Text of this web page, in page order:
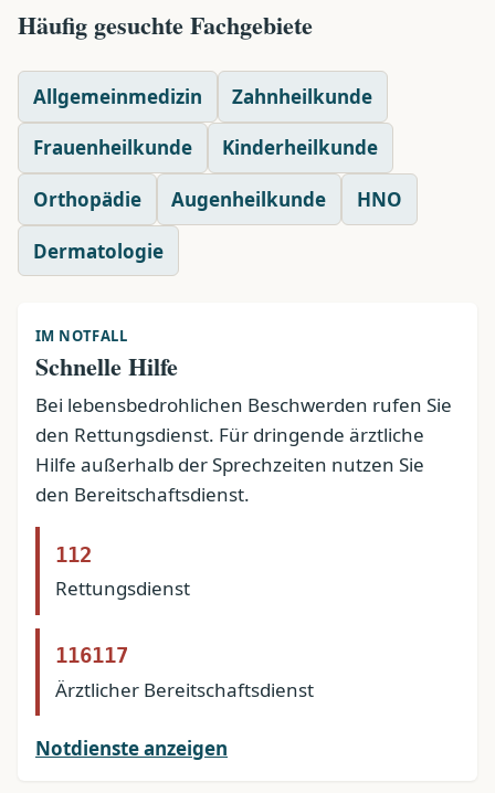
Häufig gesuchte Fachgebiete
Allgemeinmedizin Zahnheilkunde
Frauenheilkunde Kinderheilkunde
Orthopädie Augenheilkunde HNO
Dermatologie
IM NOTFALL
Schnelle Hilfe
Bei lebensbedrohlichen Beschwerden rufen Sie
den Rettungsdienst. Für dringende ärztliche
Hilfe außerhalb der Sprechzeiten nutzen Sie
den Bereitschaftsdienst.
112
Rettungsdienst
116117
Ärztlicher Bereitschaftsdienst
Notdienste anzeigen